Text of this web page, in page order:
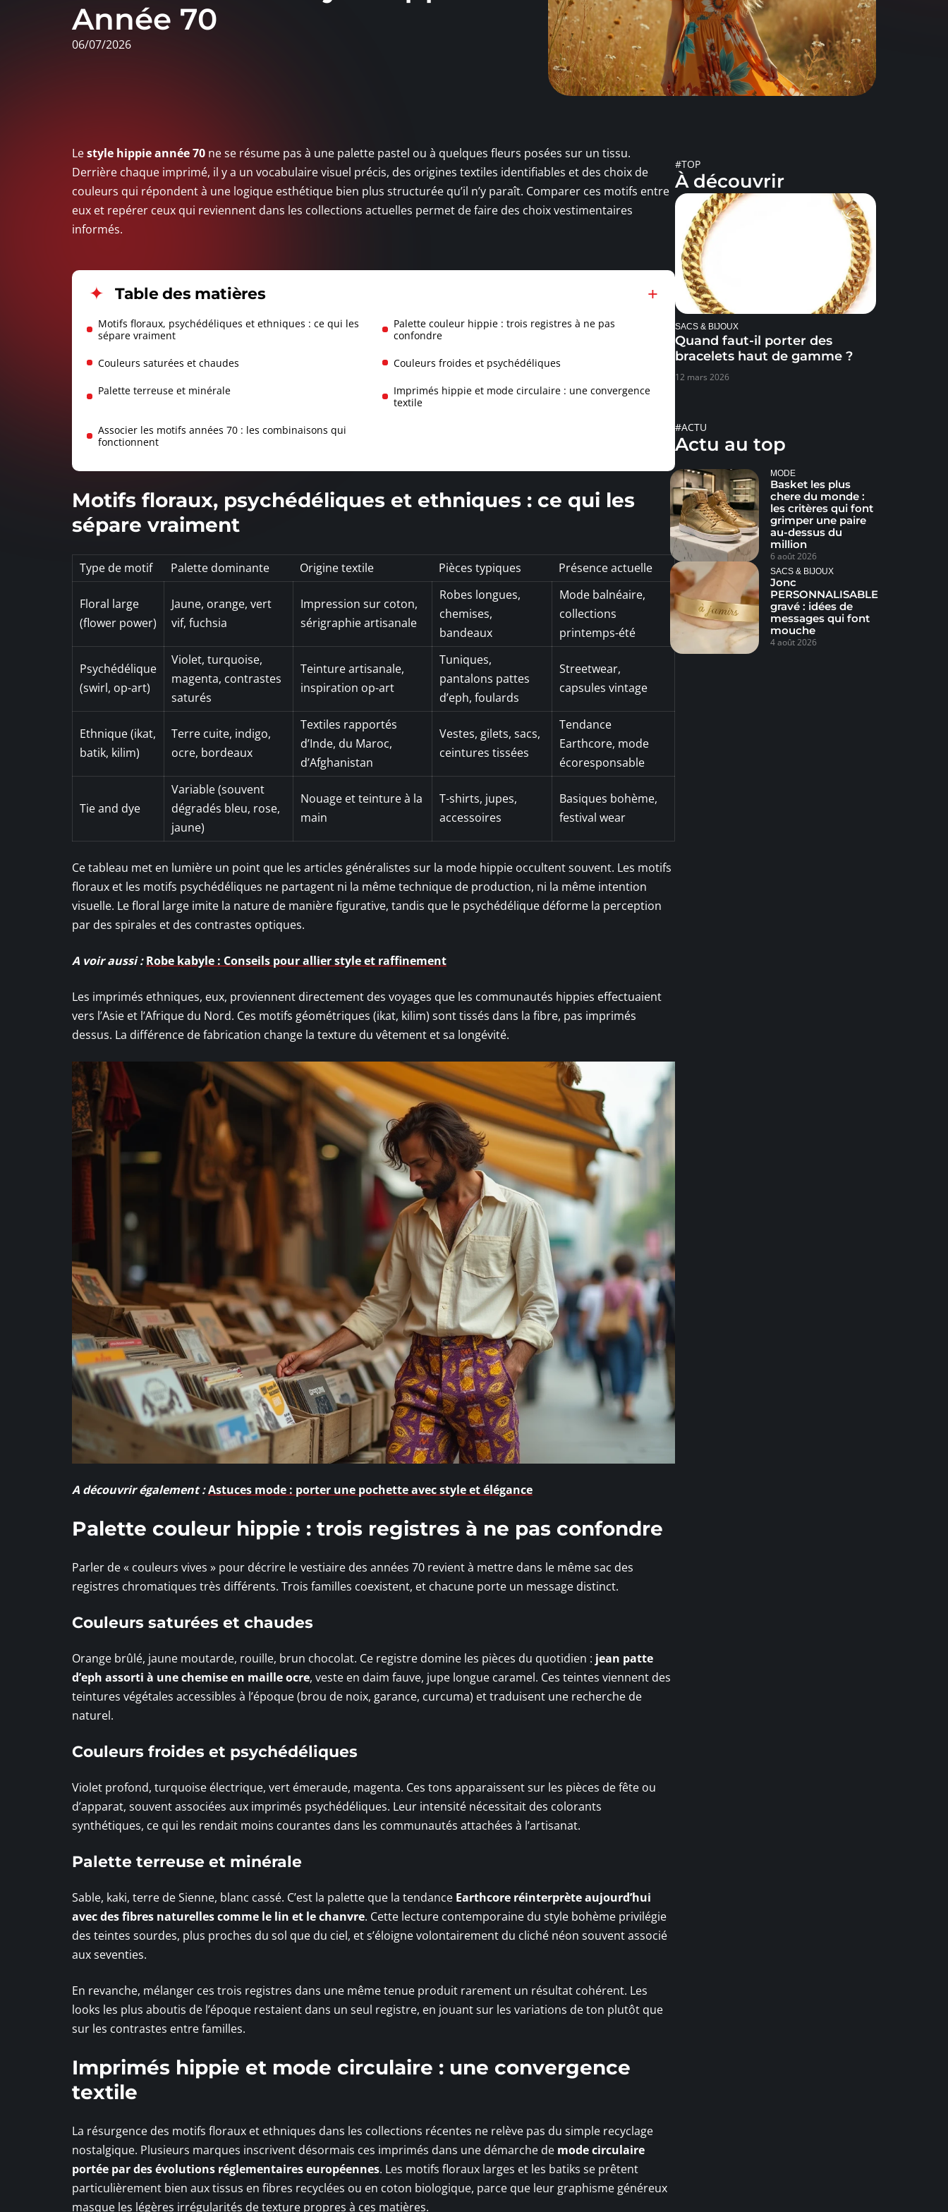
Année 70
06/07/2026
Lestyle hippie année 70 ne se résume pas à une palette pastel ou à quelques fleurs posées sur un tissu.
Derrière chaque imprimé, il y a un vocabulaire visuel précis, des origines textiles identifiables et des choix de
couleurs qui répondent à une logique esthétique bien plus structurée qu’il n’y paraît. Comparer ces motifs entre
eux et repérer ceux qui reviennent dans les collections actuelles permet de faire des choix vestimentaires
informés.
Table des matières
Motifs floraux, psychédéliques et ethniques : ce qui les
sépare vraiment
Palette couleur hippie : trois registres à ne pas
confondre
Couleurs saturées et chaudes Couleurs froides et psychédéliques
Palette terreuse et minérale
Imprimés hippie et mode circulaire : une convergence
textile
Associer les motifs années 70 : les combinaisons qui
fonctionnent
Motifs floraux, psychédéliques et ethniques : ce qui les
sépare vraiment
Type de motif Palette dominante Origine textile Pièces typiques Présence actuelle
Floral large
(flower power)
Jaune, orange, vert
vif, fuchsia
Impression sur coton,
sérigraphie artisanale
Robes longues,
chemises,
bandeaux
Mode balnéaire,
collections
printemps-été
Psychédélique
(swirl, op-art)
Violet, turquoise,
magenta, contrastes
saturés
Teinture artisanale,
inspiration op-art
Tuniques,
pantalons pattes
d’eph, foulards
Streetwear,
capsules vintage
Ethnique (ikat,
batik, kilim)
Terre cuite, indigo,
ocre, bordeaux
Textiles rapportés
d’Inde, du Maroc,
d’Afghanistan
Vestes, gilets, sacs,
ceintures tissées
Tendance
Earthcore, mode
écoresponsable
Tie and dye
Variable (souvent
dégradés bleu, rose,
jaune)
Nouage et teinture à la
main
T-shirts, jupes,
accessoires
Basiques bohème,
festival wear
Ce tableau met en lumière un point que les articles généralistes sur la mode hippie occultent souvent. Les motifs
floraux et les motifs psychédéliques ne partagent ni la même technique de production, ni la même intention
visuelle. Le floral large imite la nature de manière figurative, tandis que le psychédélique déforme la perception
par des spirales et des contrastes optiques.
A voir aussi : Robe kabyle : Conseils pour allier style et raffinement
Les imprimés ethniques, eux, proviennent directement des voyages que les communautés hippies effectuaient
vers l’Asie et l’Afrique du Nord. Ces motifs géométriques (ikat, kilim) sont tissés dans la fibre, pas imprimés
dessus. La différence de fabrication change la texture du vêtement et sa longévité.
A découvrir également :Astuces mode : porter une pochette avec style et élégance
Palette couleur hippie : trois registres à ne pas confondre
Parler de « couleurs vives » pour décrire le vestiaire des années 70 revient à mettre dans le même sac des
registres chromatiques très différents. Trois familles coexistent, et chacune porte un message distinct.
Couleurs saturées et chaudes
Orange brûlé, jaune moutarde, rouille, brun chocolat. Ce registre domine les pièces du quotidien : jean patte
d’eph assorti à une chemise en maille ocre, veste en daim fauve, jupe longue caramel. Ces teintes viennent des
teintures végétales accessibles à l’époque (brou de noix, garance, curcuma) et traduisent une recherche de
naturel.
Couleurs froides et psychédéliques
Violet profond, turquoise électrique, vert émeraude, magenta. Ces tons apparaissent sur les pièces de fête ou
d’apparat, souvent associées aux imprimés psychédéliques. Leur intensité nécessitait des colorants
synthétiques, ce qui les rendait moins courantes dans les communautés attachées à l’artisanat.
Palette terreuse et minérale
Sable, kaki, terre de Sienne, blanc cassé. C’est la palette que la tendance Earthcore réinterprète aujourd’hui
avec des fibres naturelles comme le lin et le chanvre. Cette lecture contemporaine du style bohème privilégie
des teintes sourdes, plus proches du sol que du ciel, et s’éloigne volontairement du cliché néon souvent associé
aux seventies.
En revanche, mélanger ces trois registres dans une même tenue produit rarement un résultat cohérent. Les
looks les plus aboutis de l’époque restaient dans un seul registre, en jouant sur les variations de ton plutôt que
sur les contrastes entre familles.
Imprimés hippie et mode circulaire : une convergence
textile
La résurgence des motifs floraux et ethniques dans les collections récentes ne relève pas du simple recyclage
nostalgique. Plusieurs marques inscrivent désormais ces imprimés dans une démarche de mode circulaire
portée par des évolutions réglementaires européennes. Les motifs floraux larges et les batiks se prêtent
particulièrement bien aux tissus en fibres recyclées ou en coton biologique, parce que leur graphisme généreux
masque les légères irrégularités de texture propres à ces matières.
#TOP
À découvrir
SACS & BIJOUX
Quand faut-il porter des
bracelets haut de gamme ?
12 mars 2026
#ACTU
Actu au top
MODE
Basket les plus
chere du monde :
les critères qui font
grimper une paire
au-dessus du
million
6 août 2026
SACS & BIJOUX
Jonc
PERSONNALISABLE
gravé : idées de
messages qui font
mouche
4 août 2026